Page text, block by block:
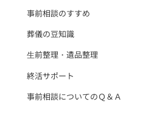
事前相談のすすめ
葬儀の豆知識
⽣前整理・遺品整理
終活サポート
事前相談についてのＱ＆Ａ